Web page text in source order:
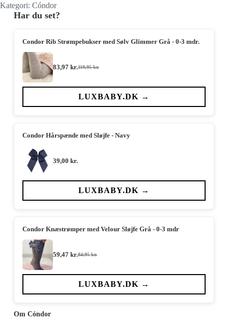
Kategori: Cóndor
Har du set?
Condor Rib Strømpebukser med Sølv Glimmer Grå - 0-3 mdr.
119,95kr.
Den
pris
var:
83,97 kr.Den
pris
er:
LUXBABY.DK →
Condor Hårspænde med Sløjfe - Navy
39,00 kr.
LUXBABY.DK →
Condor Knæstrømper med Velour Sløjfe Grå - 0-3 mdr
84,95kr.
Den
pris
var:
59,47 kr.Den
pris
er:
LUXBABY.DK →
Om Cóndor